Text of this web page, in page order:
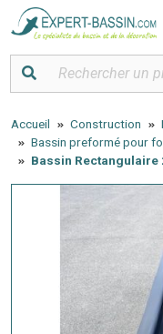
Accueil Construction
Bassin preformé pour
Bassin Rectangulaire
Panneau de gestion des